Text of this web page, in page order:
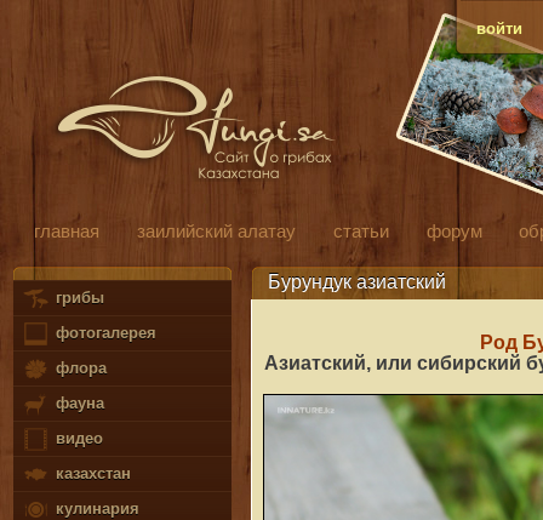
войти
главная заилийский алатау статьи форум
грибы
фотогалерея
флора
фауна
видео
казахстан
кулинария
Бурундук азиатский
Род
Азиатский, или сибирский